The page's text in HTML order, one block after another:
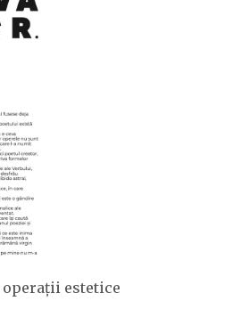
operații estetice